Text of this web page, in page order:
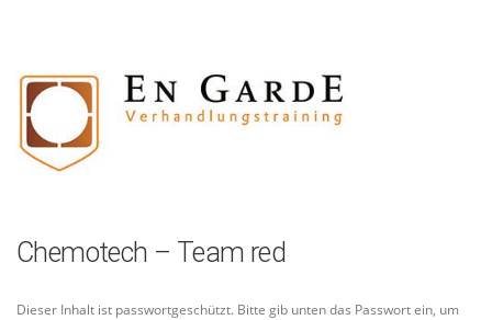
Chemotech – Team red
Dieser Inhalt ist passwortgeschützt. Bitte gib unten das Passwort ein, um